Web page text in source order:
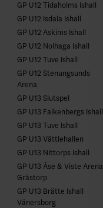
GP U12 Tidaholms Ishall
GP U12 Isdala Ishall
GP U12 Askims Ishall
GP U12 Nolhaga Ishall
GP U12 Tuve Ishall
GP U12 Stenungsunds
Arena
GP U13 Slutspel
GP U13 Falkenbergs Ishall
GP U13 Tuve Ishall
GP U13 Vättlehallen
GP U13 Nittorps Ishall
GP U13 Åse & Viste Arena
Grästorp
GP U13 Brätte Ishall
Vänersborg